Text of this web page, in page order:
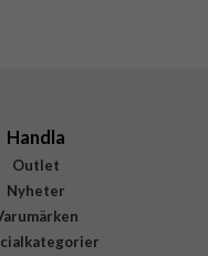
Handla
Outlet
Nyheter